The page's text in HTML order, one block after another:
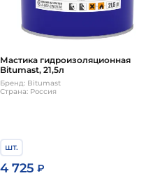
Мастика гидроизоляционная
Bitumast, 21,5л
Бренд: Bitumast
Страна: Россия
шт.
4 725 ₽